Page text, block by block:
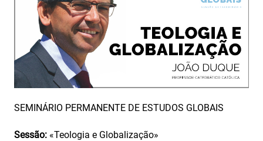
SEMINÁRIO PERMANENTE DE ESTUDOS GLOBAIS
Sessão: «Teologia e Globalização»